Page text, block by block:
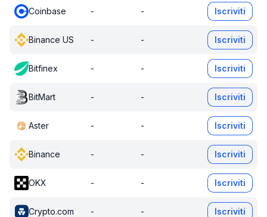
Coinbase - - Iscriviti
Binance US - - Iscriviti
Bitfinex - - Iscriviti
BitMart - - Iscriviti
Aster - - Iscriviti
Binance - - Iscriviti
OKX - - Iscriviti
Crypto.com - - Iscriviti